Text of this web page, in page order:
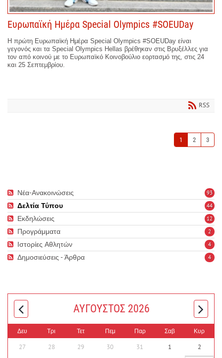
Ευρωπαϊκή Ημέρα Special Olympics #SOEUDay
Η πρώτη Ευρωπαϊκή Ημέρα Special Olympics #SOEUDay είναι
γεγονός και τα Special Olympics Hellas βρέθηκαν στις Βρυξέλλες για
τον από κοινού με το Ευρωπαϊκό Κοινοβούλιο εορτασμό της, στις 24
και 25 Σεπτεμβρίου.
RSS
1 2 3
93
Νέα-Ανακοινώσεις
44
Δελτία Τύπου
12
Εκδηλώσεις
2
Προγράμματα
4
Ιστορίες Αθλητών
4
Δημοσιεύσεις - Άρθρα
ΑΎΓΟΥΣΤΟΣ 2026
Δευ Τρι Τετ Πεμ Παρ Σαβ Κυρ
27 28 29 30 31 1 2